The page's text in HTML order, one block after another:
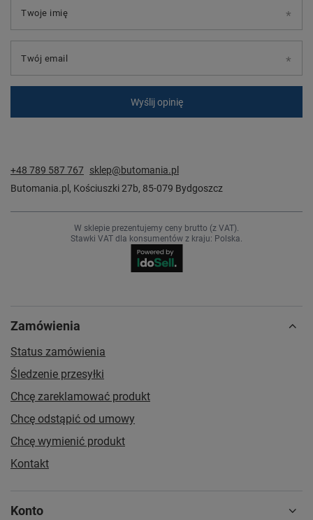
Twoje imię
Twój email
Wyślij opinię
+48 789 587 767 sklep@butomania.pl
Butomania.pl , Kościuszki 27b, 85-079 Bydgoszcz
W sklepie prezentujemy ceny brutto (z VAT).
Stawki VAT dla konsumentów z kraju: Polska.
Zamówienia
Status zamówienia
Śledzenie przesyłki
Chcę zareklamować produkt
Chcę odstąpić od umowy
Chcę wymienić produkt
Kontakt
Konto